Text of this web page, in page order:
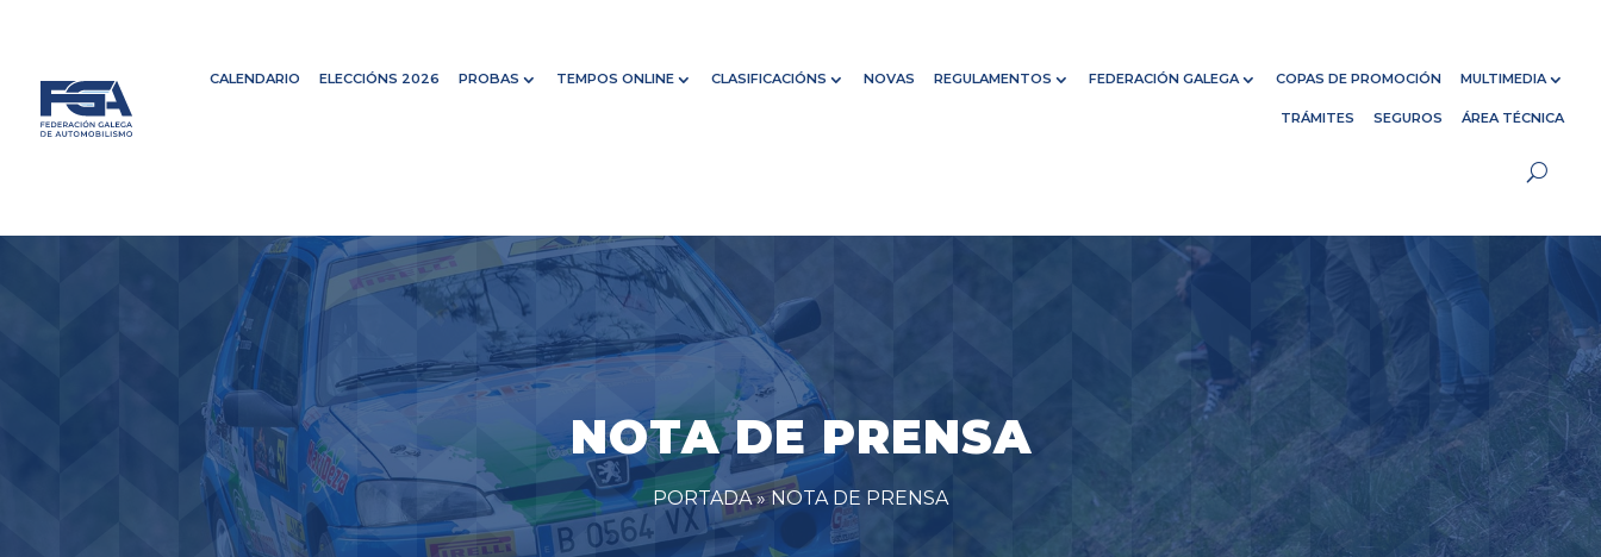
CALENDARIO ELECCIÓNS 2026 PROBAS TEMPOS ONLINE CLASIFICACIÓNS NOVAS REGULAMENTOS FEDERACIÓN GALEGA COPAS DE PROMOCIÓN MULTIMEDIA
TRÁMITES SEGUROS ÁREA TÉCNICA
NOTA DE PRENSA
PORTADA»NOTA DE PRENSA